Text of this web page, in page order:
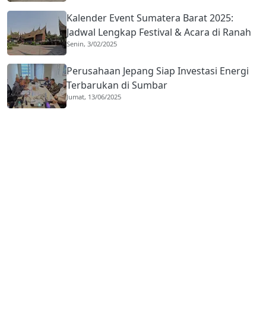
Kalender Event Sumatera Barat 2025:
Jadwal Lengkap Festival & Acara di Ranah
Minang
Senin, 3/02/2025
Perusahaan Jepang Siap Investasi Energi
Terbarukan di Sumbar
Jumat, 13/06/2025